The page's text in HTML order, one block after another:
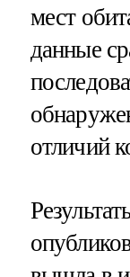
мест
данные
отличий